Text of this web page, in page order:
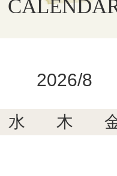
2026/8
水 木